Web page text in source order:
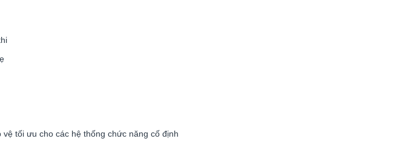
tối ưu cho các hệ thống chức năng cố định